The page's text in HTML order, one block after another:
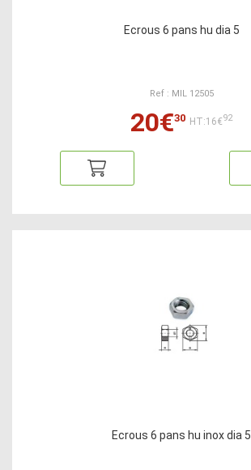
Ecrous 6 pans hu dia 5
Ref : MIL 12505
20€30 HT:16€92
Ecrous 6 pans hu inox dia 5